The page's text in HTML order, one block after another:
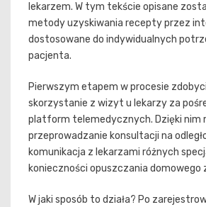
lekarzem. W tym tekście opisane
metody uzyskiwania recepty przez
dostosowane do indywidualnych
pacjenta.
Pierwszym etapem w procesie
skorzystanie z wizyt u lekarzy za
platform telemedycznych. Dzięki nim
przeprowadzanie konsultacji na
komunikacja z lekarzami różnych
konieczności opuszczania domowego
W jaki sposób to działa? Po